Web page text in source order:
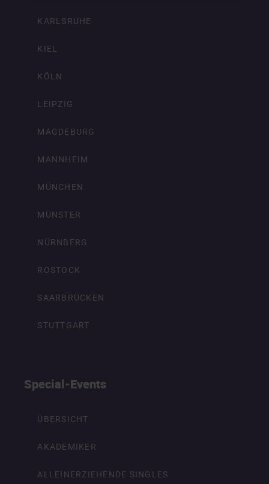
KARLSRUHE
KIEL
KÖLN
LEIPZIG
MAGDEBURG
MANNHEIM
MÜNCHEN
MÜNSTER
NÜRNBERG
ROSTOCK
SAARBRÜCKEN
STUTTGART
Special-Events
ÜBERSICHT
AKADEMIKER
ALLEINERZIEHENDE SINGLES